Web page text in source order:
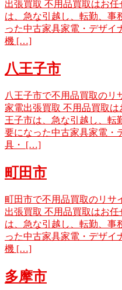
出張買取 不用品買取はお
は、急な引越し、転勤、事
った中古家具家電・デザイ
機 […]
八王子市
八王子市で不用品買取のリ
家電出張買取 不用品買取
王子市は、急な引越し、転
要になった中古家具家電・
具・ […]
町田市
町田市で不用品買取のリサ
出張買取 不用品買取はお
は、急な引越し、転勤、事
った中古家具家電・デザイ
機 […]
多摩市